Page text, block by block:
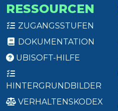
RESSOURCEN
ZUGANGSSTUFEN
DOKUMENTATION
UBISOFT-HILFE
HINTERGRUNDBILDER
VERHALTENSKODEX